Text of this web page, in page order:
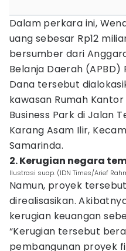
Dalam perkara ini,
uang sebesar Rp12
bersumber dari
Belanja Daerah (APBD)
Dana tersebut
kawasan Rumah
Business Park di Jalan
Karang Asam Ilir,
Samarinda.
2. Kerugian negara
Ilustrasi suap. (IDN Times/Arief
Namun, proyek
direalisasikan.
kerugian keuangan
“Kerugian tersebut
pembangunan proyek